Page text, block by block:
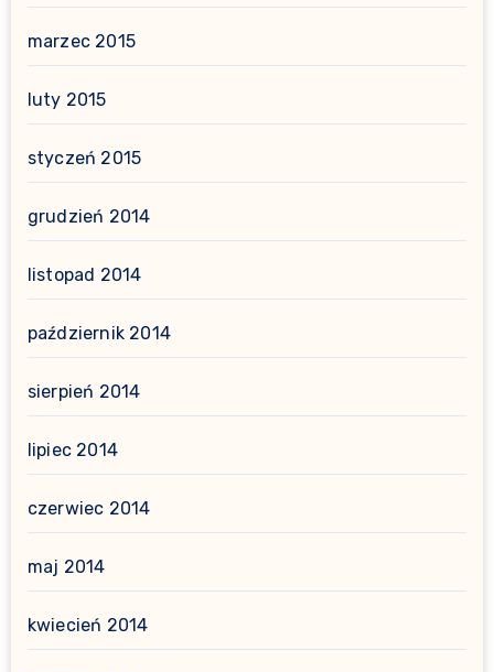
marzec 2015
luty 2015
styczeń 2015
grudzień 2014
listopad 2014
październik 2014
sierpień 2014
lipiec 2014
czerwiec 2014
maj 2014
kwiecień 2014